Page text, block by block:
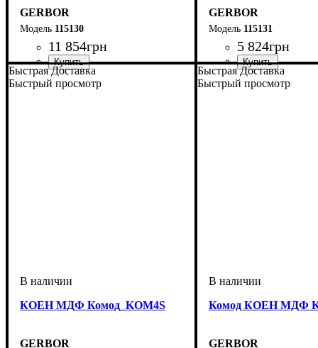
GERBOR
115130
11 854грн
ширина, мм: 1850
высота, мм: 420,5-750,5
глубина, мм: 205,5
GERBOR
115131
5 824грн
ширина, мм: 580,5
высота, мм: 930,5
глубина, мм: 350
Быстрая Доставка
Быстрый просмотр
КОЕН МДФ Комод_KOM4S
GERBOR
Быстрая Доставка
Быстрый просмотр
Комод КОЕН МДФ
GERBOR